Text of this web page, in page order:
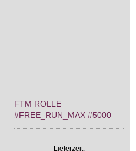
FTM ROLLE
#FREE_RUN_MAX #5000
Lieferzeit: